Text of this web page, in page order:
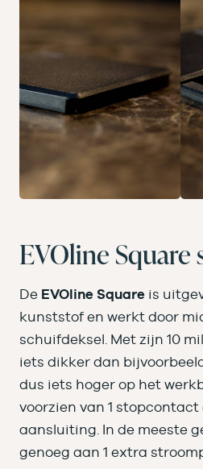
EVOline
De EVOline Square is
kunststof en werkt door
schuifdeksel. Met zijn 10
iets dikker dan
dus iets hoger op het
voorzien van 1 stopcontact
aansluiting. In de meeste
genoeg aan 1 extra